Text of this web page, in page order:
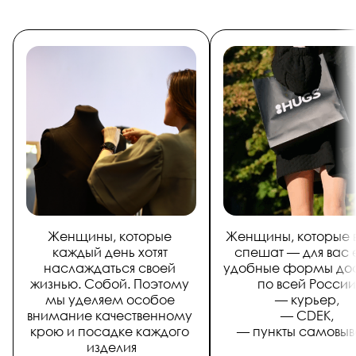
Женщины, которые
каждый день хотят
наслаждаться своей
жизнью. Собой. Поэтому
мы уделяем особое
внимание качественному
крою и посадке каждого
изделия
Женщины, которые
спешат — для вас
удобные формы
по всей
— курьер,
— CDEK,
— пункты